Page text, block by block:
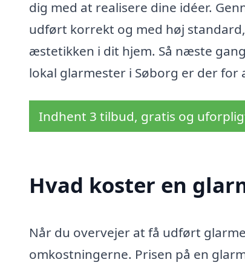
dig med at realisere dine idéer.
udført korrekt og med høj
æstetikken i dit hjem. Så næste
lokal glarmester i Søborg er der
Indhent 3 tilbud, gratis og
Hvad koster en
Når du overvejer at få udført
omkostningerne. Prisen på en